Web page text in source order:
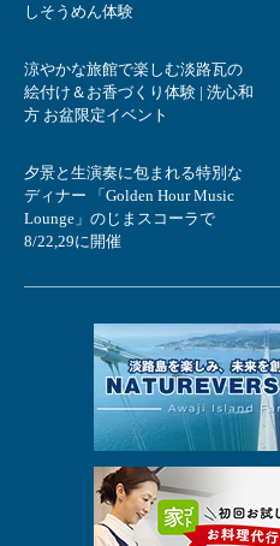
しそうめん体験
涼やかな旅館で楽しむ淡路瓦の
絵付け＆お香づくり体験 | 洗心和
方 お盆限定イベント
夕景と生演奏に包まれる特別な
ディナー 「Golden Hour Music
Lounge」のじまスコーラで
8/22,29に開催